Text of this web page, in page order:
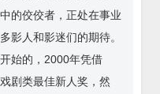
的佼佼者，正处在事业
影人和影迷们的期待。
始的，2000年凭借
剧类最佳新人奖，然